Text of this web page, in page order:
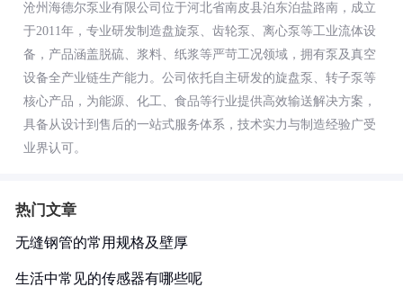
沧州海德尔泵业有限公司位于河北省南皮县泊东泊盐路南，成立
于2011年，专业研发制造盘旋泵、齿轮泵、离心泵等工业流体设
备，产品涵盖脱硫、浆料、纸浆等严苛工况领域，拥有泵及真空
设备全产业链生产能力。公司依托自主研发的旋盘泵、转子泵等
核心产品，为能源、化工、食品等行业提供高效输送解决方案，
具备从设计到售后的一站式服务体系，技术实力与制造经验广受
业界认可。
热门文章
无缝钢管的常用规格及壁厚
生活中常见的传感器有哪些呢